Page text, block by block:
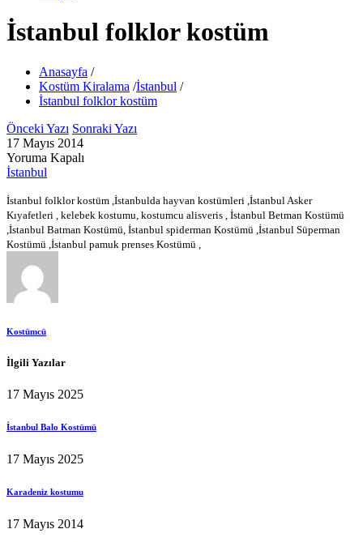
İstanbul folklor kostüm
Anasayfa /
Kostüm Kiralama /İstanbul /
İstanbul folklor kostüm
Önceki Yazı Sonraki Yazı
17 Mayıs 2014
Yoruma Kapalı
İstanbul
İstanbul folklor kostüm ,İstanbulda hayvan kostümleri ,İstanbul Asker
Kıyafetleri , kelebek kostumu, kostumcu alisveris , İstanbul Betman Kostümü
,İstanbul Batman Kostümü, İstanbul spiderman Kostümü ,İstanbul Süperman
Kostümü ,İstanbul pamuk prenses Kostümü ,
Kostümcü
İlgili Yazılar
17 Mayıs 2025
İstanbul Balo Kostümü
17 Mayıs 2025
Karadeniz kostumu
17 Mayıs 2014